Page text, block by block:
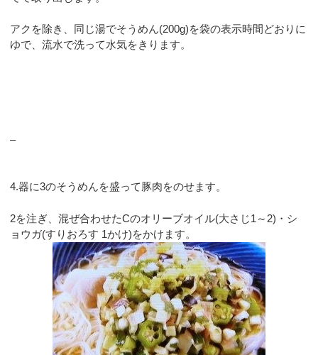
アクを除き、同じ湯でそうめん(200g)を袋の表示時間どおりに
ゆで、流水で洗って水気をきります。
–
4.器に3のそうめんを盛って豚肉をのせます。
2を注ぎ、混ぜ合わせたCのオリーブオイル(大さじ1～2)・シ
ョウガ(すりおろす 1かけ)をかけます。